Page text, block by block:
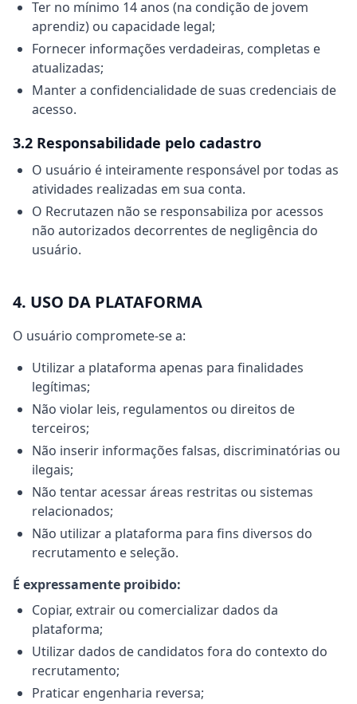
Ter no mínimo 14 anos (na condição de jovem
aprendiz) ou capacidade legal;
Fornecer informações verdadeiras, completas e
atualizadas;
Manter a confidencialidade de suas credenciais de
acesso.
3.2 Responsabilidade pelo cadastro
O usuário é inteiramente responsável por todas as
atividades realizadas em sua conta.
O Recrutazen não se responsabiliza por acessos
não autorizados decorrentes de negligência do
usuário.
4. USO DA PLATAFORMA
O usuário compromete-se a:
Utilizar a plataforma apenas para finalidades
legítimas;
Não violar leis, regulamentos ou direitos de
terceiros;
Não inserir informações falsas, discriminatórias ou
ilegais;
Não tentar acessar áreas restritas ou sistemas
relacionados;
Não utilizar a plataforma para fins diversos do
recrutamento e seleção.
É expressamente proibido:
Copiar, extrair ou comercializar dados da
plataforma;
Utilizar dados de candidatos fora do contexto do
recrutamento;
Praticar engenharia reversa;